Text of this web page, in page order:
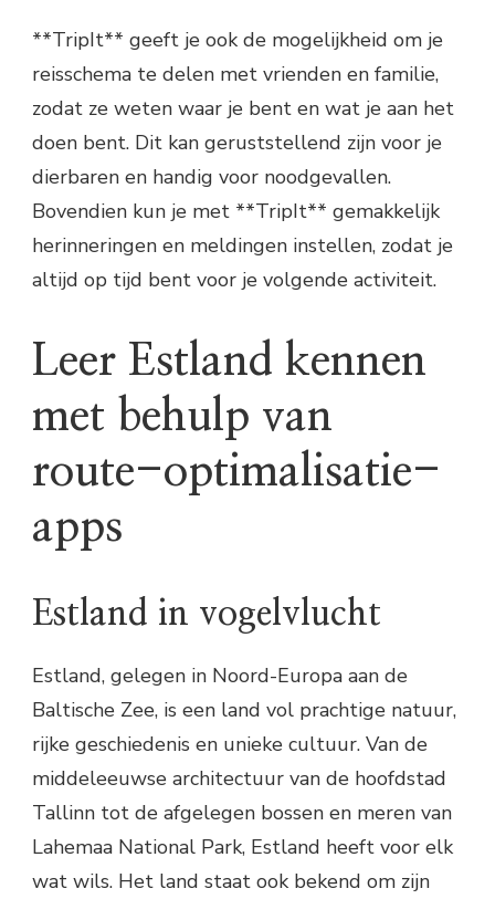
**TripIt** geeft je ook de mogelijkheid om je
reisschema te delen met vrienden en familie,
zodat ze weten waar je bent en wat je aan het
doen bent. Dit kan geruststellend zijn voor je
dierbaren en handig voor noodgevallen.
Bovendien kun je met **TripIt** gemakkelijk
herinneringen en meldingen instellen, zodat je
altijd op tijd bent voor je volgende activiteit.
Leer Estland kennen
met behulp van
route-optimalisatie-
apps
Estland in vogelvlucht
Estland, gelegen in Noord-Europa aan de
Baltische Zee, is een land vol prachtige natuur,
rijke geschiedenis en unieke cultuur. Van de
middeleeuwse architectuur van de hoofdstad
Tallinn tot de afgelegen bossen en meren van
Lahemaa National Park, Estland heeft voor elk
wat wils. Het land staat ook bekend om zijn